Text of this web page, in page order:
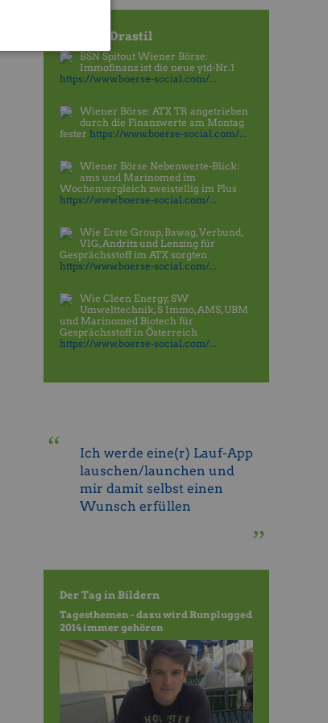
Twitter Drastil
BSN Spitout Wiener Börse:
Immofinanz ist die neue ytd-Nr.1
https://www.boerse-social.com/...
Wiener Börse: ATX TR angetrieben
durch die Finanzwerte am Montag
fester https://www.boerse-social.com/...
Wiener Börse Nebenwerte-Blick:
ams und Marinomed im
Wochenvergleich zweistellig im Plus
https://www.boerse-social.com/...
Wie Erste Group, Bawag, Verbund,
VIG, Andritz und Lenzing für
Gesprächsstoff im ATX sorgten
https://www.boerse-social.com/...
Wie Cleen Energy, SW
Umwelttechnik, S Immo, AMS, UBM
und Marinomed Biotech für
Gesprächsstoff in Österreich
https://www.boerse-social.com/...
“
Ich werde eine(r) Lauf-App
lauschen/launchen und
mir damit selbst einen
Wunsch erfüllen
”
Der Tag in Bildern
Tagesthemen - dazu wird Runplugged
2014 immer gehören